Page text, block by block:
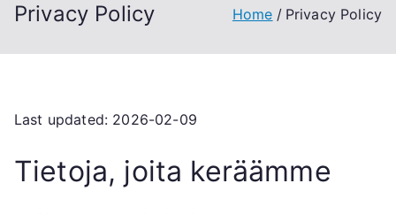
Privacy Policy Home Privacy Policy
Last updated: 2026-02-09
Tietoja, joita keräämme